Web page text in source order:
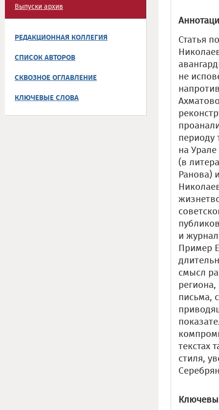
Выпуски архив
РЕДАКЦИОННАЯ КОЛЛЕГИЯ
СПИСОК АВТОРОВ
СКВОЗНОЕ ОГЛАВЛЕНИЕ
КЛЮЧЕВЫЕ СЛОВА
Статья
не
периоду
на
(в
Ранова)
и
Пример
смысл
письма,
текстах
стиля,